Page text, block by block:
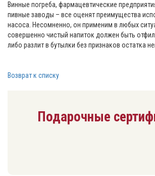
Винные погреба, фармацевтические
пивные заводы – все оценят преимущества
насоса. Несомненно, он применим в любых
совершенно чистый напиток должен быть
либо разлит в бутылки без признаков остатка
Возврат к списку
Подарочные